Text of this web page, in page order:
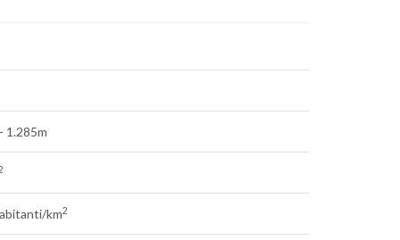
1.285m
km2